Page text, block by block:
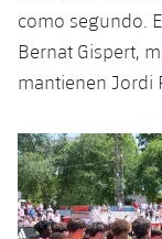
como segundo.
Bernat Gispert,
mantienen Jordi